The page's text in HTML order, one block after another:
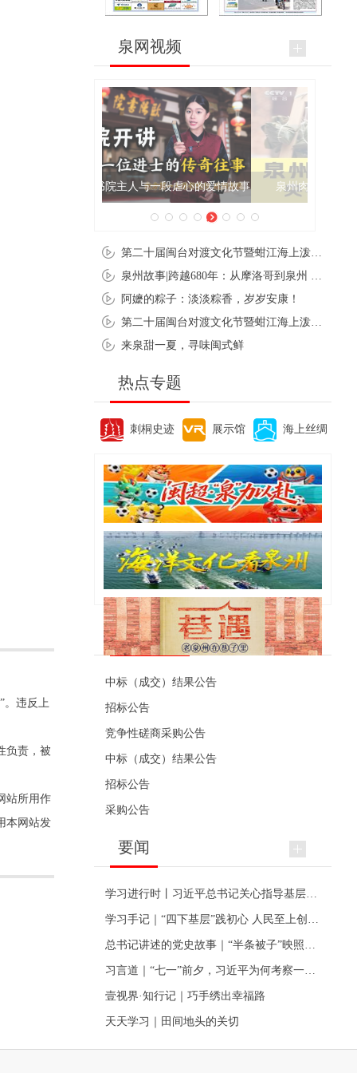
。违反上
负责，被
站所用作
本网站发
泉网视频
泉州肉粽亮相央视《新闻联播》
阿嬷的粽子：淡淡粽香，岁岁安康！
来泉甜一夏，寻味闽式鲜
热点专题
刺桐史迹 展示馆 海上丝绸
便民资讯
中标（成交）结果公告
招标公告
竞争性磋商采购公告
中标（成交）结果公告
招标公告
采购公告
要闻
壹视界·知行记｜巧手绣出幸福路
天天学习｜田间地头的关切